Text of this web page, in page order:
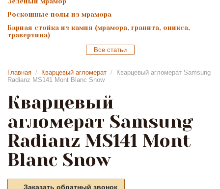
Роскошные полы из мрамора
Барная стойка из камня (мрамора, гранита, оникса,
травертина)
Все статьи
Главная / Кварцевый агломерат / Кварцевый агломерат Samsung
Radianz MS141 Mont Blanc Snow
Кварцевый
агломерат Samsung
Radianz MS141 Mont
Blanc Snow
Заказать обратный звонок